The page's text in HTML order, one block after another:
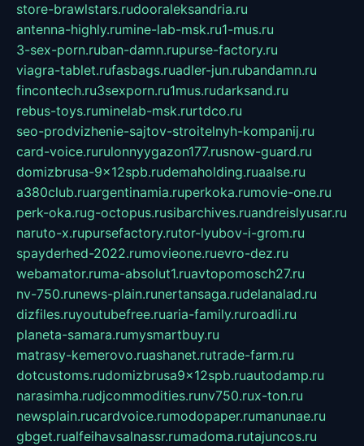
store-brawlstars.rudooraleksandria.ru
antenna-highly.rumine-lab-msk.ru1-mus.ru
3-sex-porn.ruban-damn.rupurse-factory.ru
viagra-tablet.rufasbags.ruadler-jun.rubandamn.ru
fincontech.ru3sexporn.ru1mus.rudarksand.ru
rebus-toys.ruminelab-msk.rurtdco.ru
seo-prodvizhenie-sajtov-stroitelnyh-kompanij.ru
card-voice.rurulonnyygazon177.rusnow-guard.ru
domizbrusa-9x12spb.rudemaholding.ruaalse.ru
a380club.ruargentinamia.ruperkoka.rumovie-one.ru
perk-oka.rug-octopus.rusibarchives.ruandreislyusar.ru
naruto-x.rupursefactory.rutor-lyubov-i-grom.ru
spayderhed-2022.rumovieone.ruevro-dez.ru
webamator.ruma-absolut1.ruavtopomosch27.ru
nv-750.runews-plain.runertansaga.rudelanalad.ru
dizfiles.ruyoutubefree.ruaria-family.ruroadli.ru
planeta-samara.rumysmartbuy.ru
matrasy-kemerovo.ruashanet.rutrade-farm.ru
dotcustoms.rudomizbrusa9x12spb.ruautodamp.ru
narasimha.rudjcommodities.runv750.rux-ton.ru
newsplain.rucardvoice.rumodopaper.rumanunae.ru
gbget.rualfeihavsalnassr.rumadoma.rutajuncos.ru